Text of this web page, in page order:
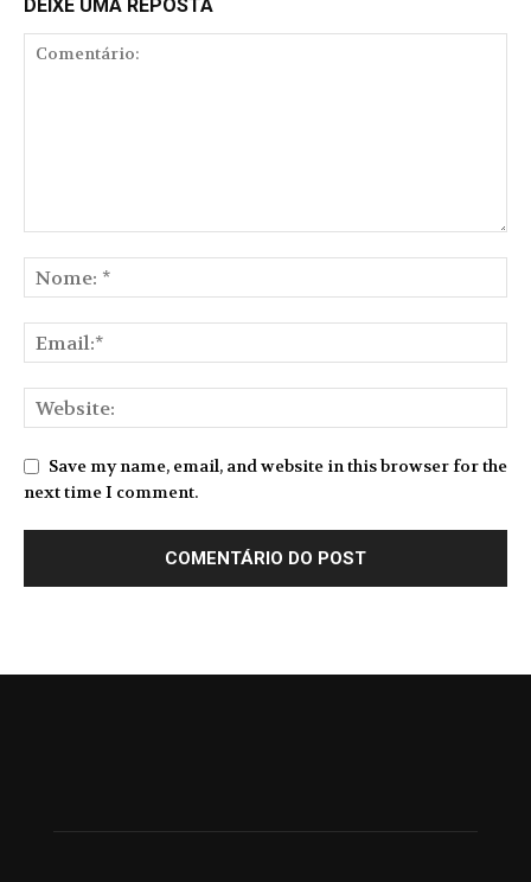
DEIXE UMA REPOSTA
Save my name, email, and website in this browser for the
next time I comment.